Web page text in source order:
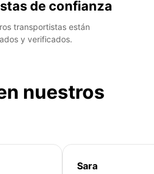
de confianza
transportistas están
y verificados.
nuestros
Sara